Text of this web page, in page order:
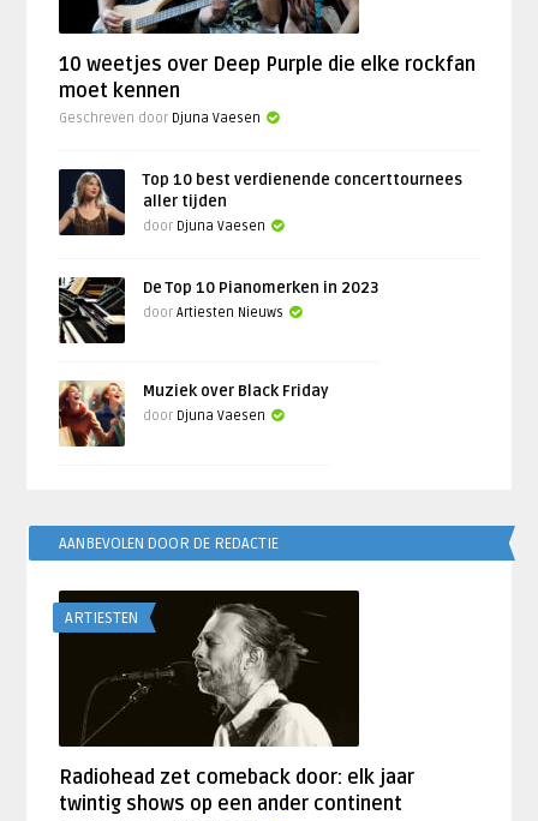
10 weetjes over Deep Purple die elke rockfan
moet kennen
Geschreven door Djuna Vaesen
Top 10 best verdienende concerttournees
aller tijden
door Djuna Vaesen
De Top 10 Pianomerken in 2023
doorArtiesten Nieuws
Muziek over Black Friday
door Djuna Vaesen
AANBEVOLEN DOOR DE REDACTIE
ARTIESTEN
Radiohead zet comeback door: elk jaar
twintig shows op een ander continent